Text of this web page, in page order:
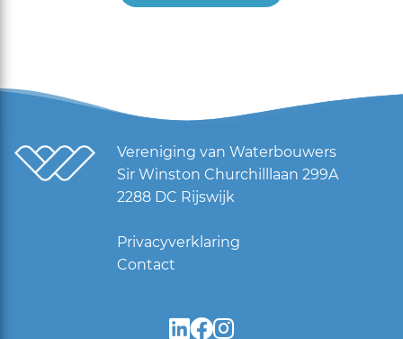
Vereniging van Waterbouwers
Sir Winston Churchilllaan 299A
2288 DC Rijswijk
Privacyverklaring
Contact